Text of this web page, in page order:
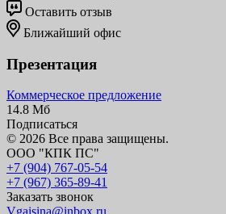
Оставить отзыв
Ближайший офис
Презентация
Коммерческое предложение
14.8 Мб
Подписаться
© 2026 Все права защищены.
ООО "КПК ПС"
+7 (904) 767-05-54
+7 (967) 365-89-41
Заказать звонок